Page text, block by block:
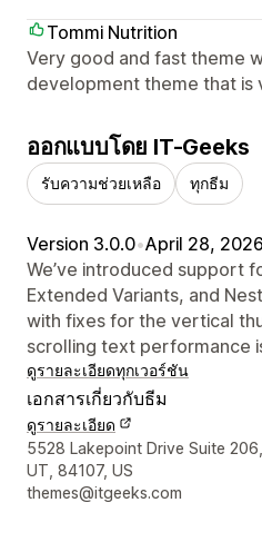
Tommi Nutrition
Very good and fast theme
development theme that is
ออกแบบโดย IT-Geeks
รับความช่วยเหลือ ทุกธีม
Version 3.0.0•April 28, 2026
We’ve introduced support
Extended Variants, and
with fixes for the vertical
scrolling text performance
ดูรายละเอียดทุกเวอร์ชัน
เอกสารเกี่ยวกับธีม
ดูรายละเอียด
รายละเอียดการติดต่อผู้ออกแบบ
5528 Lakepoint Drive Suite 206,
UT, 84107, US
themes@itgeeks.com